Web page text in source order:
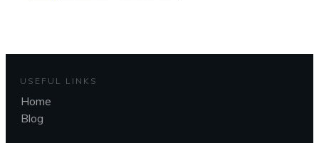
USEFUL LINKS
Home
Blog